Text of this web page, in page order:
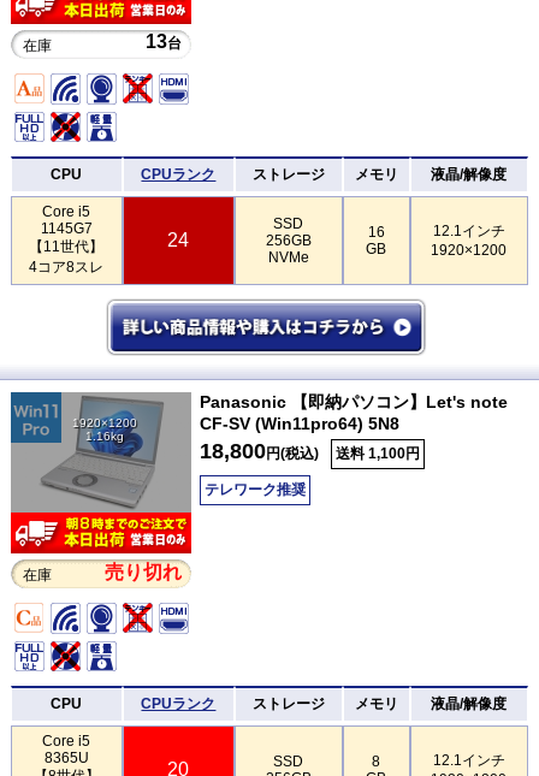
在庫 13台
CPU CPUランク ストレージ メモリ 液晶/解像度
Core i5
1145G7
【11世代】
4コア8スレ
24
SSD
256GB
NVMe
16
GB
12.1インチ
1920×1200
1920×1200
1.16kg
在庫 売り切れ
Panasonic 【即納パソコン】Let's note
CF-SV (Win11pro64) 5N8
18,800円(税込) 送料 1,100円
テレワーク推奨
CPU CPUランク ストレージ メモリ 液晶/解像度
Core i5
8365U
20
SSD
8
12.1インチ